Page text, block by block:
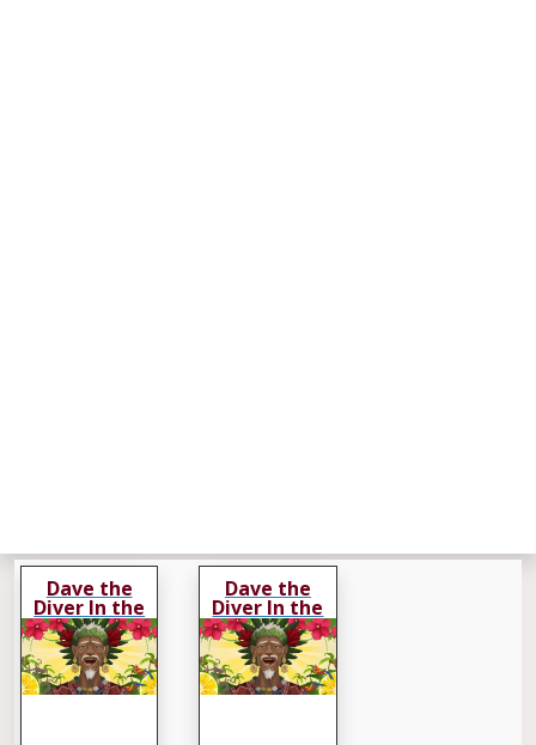
Dave the
Diver In the
Jungle
Dave the
Diver In the
Jungle